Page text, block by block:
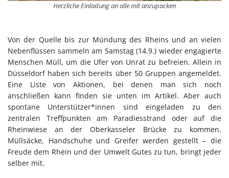
Herzliche Einladung an alle mit anzupacken
Von der Quelle bis zur Mündung des Rheins und an vielen
Nebenflüssen sammeln am Samstag (14.9.) wieder engagierte
Menschen Müll, um die Ufer von Unrat zu befreien. Allein in
Düsseldorf haben sich bereits über 50 Gruppen angemeldet.
Eine Liste von Aktionen, bei denen man sich noch
anschließen kann finden sie unten im Artikel. Aber auch
spontane Unterstützer*innen sind eingeladen zu den
zentralen Treffpunkten am Paradiesstrand oder auf die
Rheinwiese an der Oberkasseler Brücke zu kommen.
Müllsäcke, Handschuhe und Greifer werden gestellt – die
Freude dem Rhein und der Umwelt Gutes zu tun, bringt jeder
selber mit.